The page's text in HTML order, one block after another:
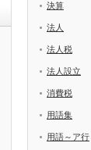
決算
法人
法人税
法人設立
消費税
用語集
用語～ア行